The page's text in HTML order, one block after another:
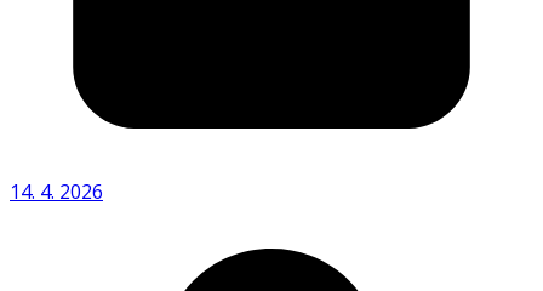
14. 4. 2026